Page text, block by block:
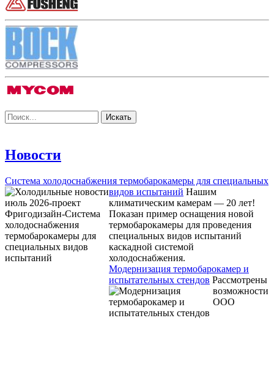
Новости
Система холодоснабжения термобарокамеры для специальных
видов испытаний Нашим
климатическим камерам — 20 лет!
Показан пример оснащения новой
термобарокамеры для проведения
специальных видов испытаний
каскадной системой
холодоснабжения.
Модернизация термобарокамер и
испытательных стендов Рассмотрены
возможности
ООО